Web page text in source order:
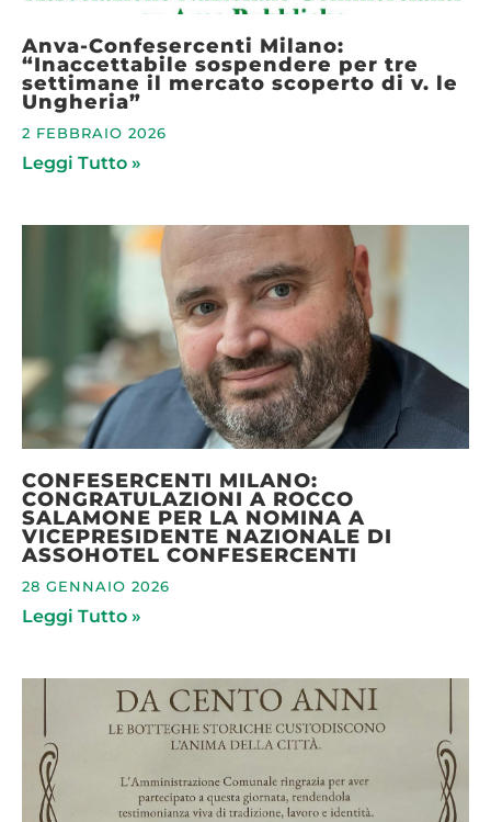
Anva-Confesercenti Milano:
“Inaccettabile sospendere per tre
settimane il mercato scoperto di v. le
Ungheria”
2 FEBBRAIO 2026
Leggi Tutto »
CONFESERCENTI MILANO:
CONGRATULAZIONI A ROCCO
SALAMONE PER LA NOMINA A
VICEPRESIDENTE NAZIONALE DI
ASSOHOTEL CONFESERCENTI
28 GENNAIO 2026
Leggi Tutto »